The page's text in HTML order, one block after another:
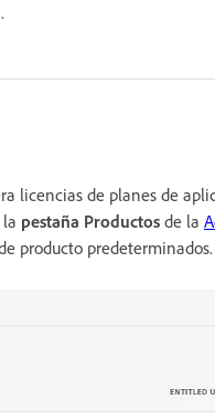
licencias de planes de
pestaña Productos de la
producto predeterminados.